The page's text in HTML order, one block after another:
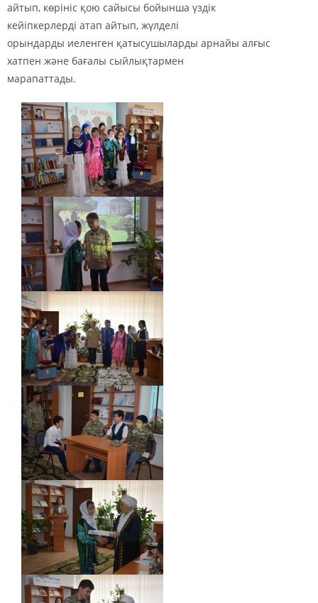
айтып, көрініс қою сайысы бойынша үздік
кейіпкерлерді атап айтып, жүлделі
орындарды иеленген қатысушыларды арнайы алғыс
хатпен және бағалы сыйлықтармен
марапаттады.